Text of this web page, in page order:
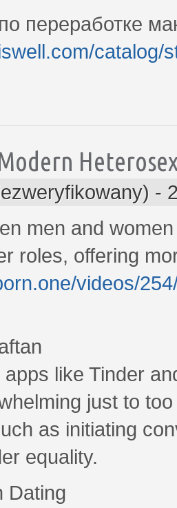
переработке
catalog/
-
men and
roles, offering
videos/
like Tinder
just to
as initiating
equality.
Dating